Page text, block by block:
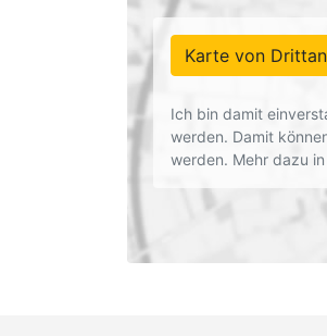
Karte von
Ich bin damit
werden. Damit
werden. Mehr dazu